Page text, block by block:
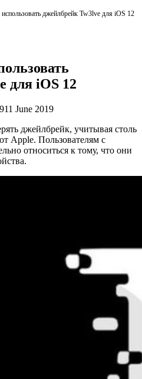
джейлбрейк Tw3lve для iOS 12
для iOS 12
11 June 2019
джейлбрейк, учитывая столь
Apple. Пользователям с
относиться к тому, что они